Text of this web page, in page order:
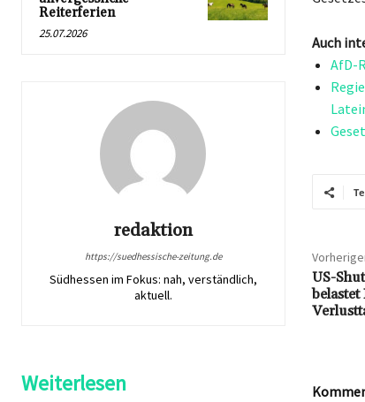
Reiterferien
25.07.2026
redaktion
https://suedhessische-zeitung.de
Südhessen im Fokus: nah, verständlich,
aktuell.
Auch
AfD-
US-
Weiterlesen